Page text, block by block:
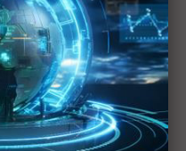
明星」黃仁勳
片公司成長階段為